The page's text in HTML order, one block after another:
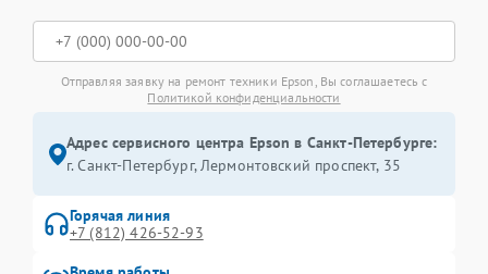
Отправляя заявку на ремонт техники Epson, Вы соглашаетесь с
Политикой конфиденциальности
Адрес сервисного центра Epson в Санкт-Петербурге:
г. Санкт-Петербург, Лермонтовский проспект, 35
Горячая линия
+7 (812) 426-52-93